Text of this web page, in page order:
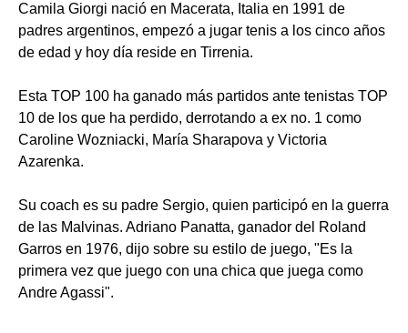
Camila Giorgi nació en Macerata, Italia en 1991 de
padres argentinos, empezó a jugar tenis a los cinco años
de edad y hoy día reside en Tirrenia.
Esta TOP 100 ha ganado más partidos ante tenistas TOP
10 de los que ha perdido, derrotando a ex no. 1 como
Caroline Wozniacki, María Sharapova y Victoria
Azarenka.
Su coach es su padre Sergio, quien participó en la guerra
de las Malvinas. Adriano Panatta, ganador del Roland
Garros en 1976, dijo sobre su estilo de juego, "Es la
primera vez que juego con una chica que juega como
Andre Agassi".